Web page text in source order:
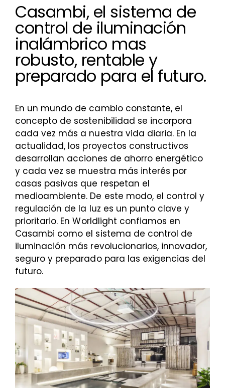
Casambi, el sistema de
control de iluminación
inalámbrico mas
robusto, rentable y
preparado para el futuro.
En un mundo de cambio constante, el
concepto de sostenibilidad se incorpora
cada vez más a nuestra vida diaria. En la
actualidad, los proyectos constructivos
desarrollan acciones de ahorro energético
y cada vez se muestra más interés por
casas pasivas que respetan el
medioambiente. De este modo, el control y
regulación de la luz es un punto clave y
prioritario. En Worldlight confiamos en
Casambi como el sistema de control de
iluminación más revolucionarios, innovador,
seguro y preparado para las exigencias del
futuro.